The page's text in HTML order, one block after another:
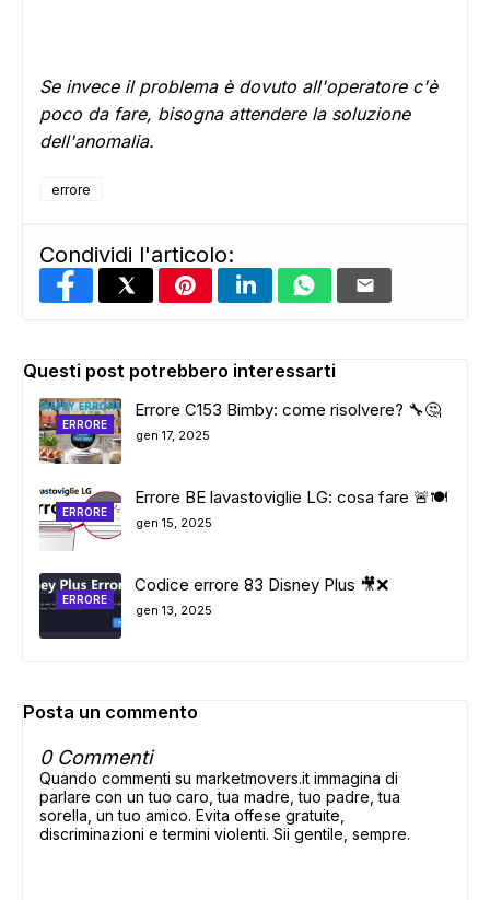
Se invece il problema è dovuto all'operatore c'è
poco da fare, bisogna attendere la soluzione
dell'anomalia.
errore
Condividi l'articolo:
Questi post potrebbero interessarti
ERRORE
Errore C153 Bimby: come risolvere? 🔧🤔
gen 17, 2025
ERRORE
Errore BE lavastoviglie LG: cosa fare 🚨🍽️
gen 15, 2025
ERRORE
Codice errore 83 Disney Plus 🎥❌
gen 13, 2025
Posta un commento
0 Commenti
Quando commenti su marketmovers.it immagina di
parlare con un tuo caro, tua madre, tuo padre, tua
sorella, un tuo amico. Evita offese gratuite,
discriminazioni e termini violenti. Sii gentile, sempre.